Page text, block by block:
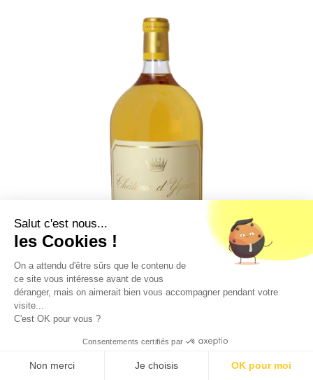
Salut c'est nous...
les Cookies !
On a attendu d'être sûrs que le contenu de
ce site vous intéresse avant de vous
déranger, mais on aimerait bien vous accompagner pendant votre
visite...
C'est OK pour vous ?
Consentements certifiés par
Non merci Je choisis OK pour moi
★★★★★